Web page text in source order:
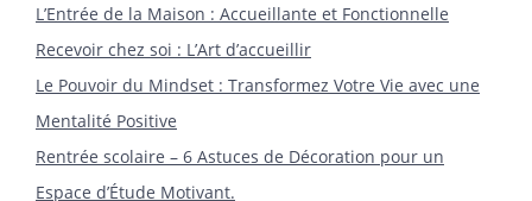
L’Entrée de la Maison : Accueillante et Fonctionnelle
Recevoir chez soi : L’Art d’accueillir
Le Pouvoir du Mindset : Transformez Votre Vie avec une
Mentalité Positive
Rentrée scolaire – 6 Astuces de Décoration pour un
Espace d’Étude Motivant.